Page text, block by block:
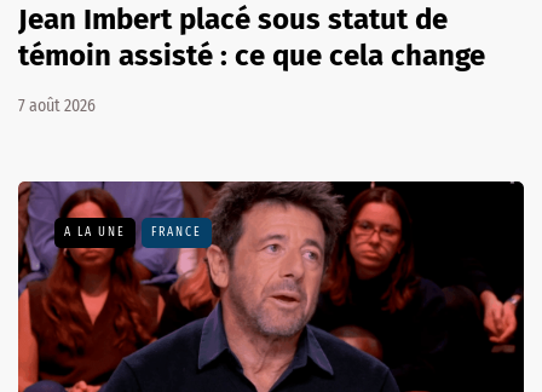
Jean Imbert placé sous statut de
témoin assisté : ce que cela change
7 août 2026
A LA UNE FRANCE